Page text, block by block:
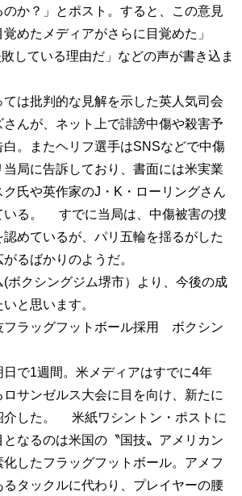
か？」とポスト。すると、この意見
めたメディアがさらに目覚めた」
している理由だ」などの声が書き込ま
は批判的な見解を示した英人気司会
んが、ネット上で誹謗中傷や殺害予
。またヘリフ選手はSNSなどで中傷
局に告訴しており、書面には米実業
氏や英作家のJ・K・ローリングさん
いる。 すでに当局は、中傷被害の捜
めているが、パリ五輪を揺るがした
るばかりのようだ。
ボクシングジム堺市）より、今後の成
と思います。
フラッグフットボール採用 ボクシン
で1週間。米メディアはすでに4年
サンゼルス大会に目を向け、新たに
介した。 米紙ワシントン・ポストに
なるのは米国の〝国技〟アメリカン
したフラッグフットボール。アメフ
るタックルに代わり、プレイヤーの腰